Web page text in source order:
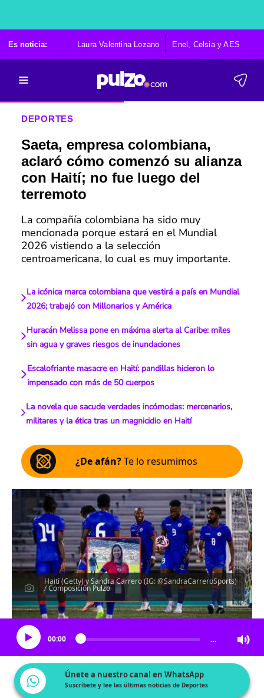
Es noticia: Laura Valentina Lozano Enel, Celsia y AES
DEPORTES
Saeta, empresa colombiana,
aclaró cómo comenzó su alianza
con Haití; no fue luego del
terremoto
La compañía colombiana ha sido muy
mencionada porque estará en el Mundial
2026 vistiendo a la selección
centroamericana, lo cual es muy importante.
La icónica marca colombiana que vestirá a país en Mundial
2026; trabajó con Millonarios y América
Huracán Melissa pone en máxima alerta al Caribe: miles
sin agua y graves riesgos de inundaciones
Escalofriante masacre en Haití: pandillas hicieron lo
impensado con más de 50 cuerpos
La novela que sacude verdades incómodas: mercenarios,
militares y la ética tras un magnicidio en Haití
¿De afán?Te lo resumimos
Haití (Getty) y Sandra Carrero (IG: @SandraCarreroSports)
/ Composición Pulzo
Escucha el artículo
00:00 …
Únete a nuestro canal en WhatsApp
Suscríbete y lee las últimas noticias de Deportes